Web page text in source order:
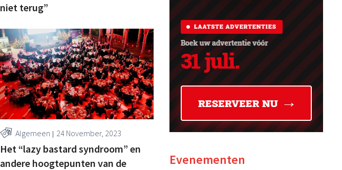
niet terug”
Algemeen 24 November, 2023
Het “lazy bastard syndroom” en
andere hoogtepunten van de
Evenementen